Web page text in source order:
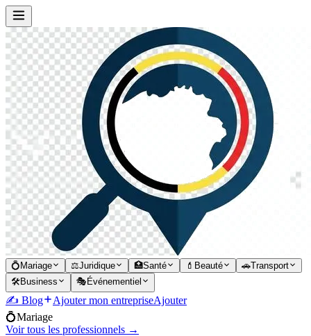
💍 Mariage ⚖️Juridique 🏥Santé 💄 Beauté 🚗Transport
🛠️Business 🎭 Événementiel
✍️ Blog Ajouter mon entrepriseAjouter
💍Mariage
Voir tous les professionnels →